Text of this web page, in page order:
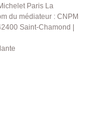
Paris La
du médiateur : CNPM
Saint-Chamond |